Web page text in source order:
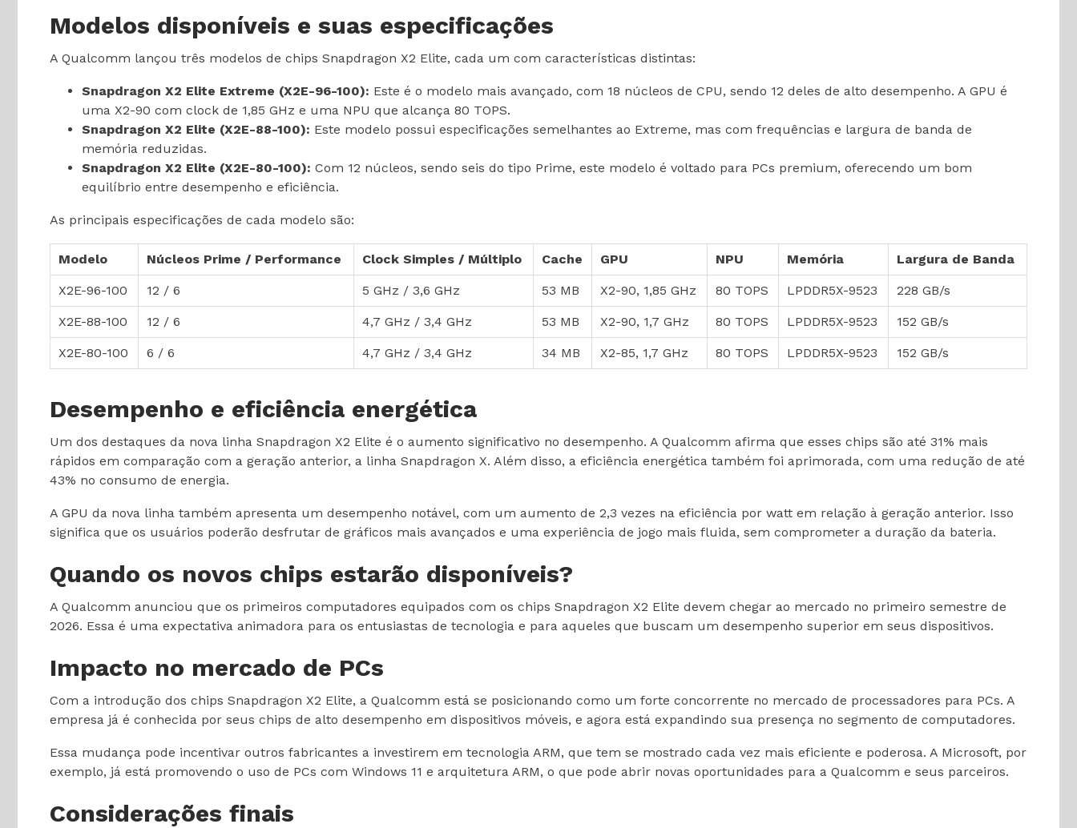
Modelos disponíveis e suas especificações
A Qualcomm lançou três modelos de chips Snapdragon X2 Elite, cada um com características distintas:
Snapdragon X2 Elite Extreme (X2E-96-100): Este é o modelo mais avançado, com 18 núcleos de CPU, sendo 12 deles de alto desempenho. A GPU é
uma X2-90 com clock de 1,85 GHz e uma NPU que alcança 80 TOPS.
Snapdragon X2 Elite (X2E-88-100): Este modelo possui especificações semelhantes ao Extreme, mas com frequências e largura de banda de
memória reduzidas.
Snapdragon X2 Elite (X2E-80-100): Com 12 núcleos, sendo seis do tipo Prime, este modelo é voltado para PCs premium, oferecendo um bom
equilíbrio entre desempenho e eficiência.
As principais especificações de cada modelo são:
Modelo Núcleos Prime / Performance Clock Simples / Múltiplo Cache GPU NPU Memória Largura de Banda
X2E-96-100 12 / 6 5 GHz / 3,6 GHz 53 MB X2-90, 1,85 GHz 80 TOPS LPDDR5X-9523 228 GB/s
X2E-88-100 12 / 6 4,7 GHz / 3,4 GHz 53 MB X2-90, 1,7 GHz 80 TOPS LPDDR5X-9523 152 GB/s
X2E-80-100 6 / 6 4,7 GHz / 3,4 GHz 34 MB X2-85, 1,7 GHz 80 TOPS LPDDR5X-9523 152 GB/s
Desempenho e eficiência energética
Um dos destaques da nova linha Snapdragon X2 Elite é o aumento significativo no desempenho. A Qualcomm afirma que esses chips são até 31% mais
rápidos em comparação com a geração anterior, a linha Snapdragon X. Além disso, a eficiência energética também foi aprimorada, com uma redução de até
43% no consumo de energia.
A GPU da nova linha também apresenta um desempenho notável, com um aumento de 2,3 vezes na eficiência por watt em relação à geração anterior. Isso
significa que os usuários poderão desfrutar de gráficos mais avançados e uma experiência de jogo mais fluida, sem comprometer a duração da bateria.
Quando os novos chips estarão disponíveis?
A Qualcomm anunciou que os primeiros computadores equipados com os chips Snapdragon X2 Elite devem chegar ao mercado no primeiro semestre de
2026. Essa é uma expectativa animadora para os entusiastas de tecnologia e para aqueles que buscam um desempenho superior em seus dispositivos.
Impacto no mercado de PCs
Com a introdução dos chips Snapdragon X2 Elite, a Qualcomm está se posicionando como um forte concorrente no mercado de processadores para PCs. A
empresa já é conhecida por seus chips de alto desempenho em dispositivos móveis, e agora está expandindo sua presença no segmento de computadores.
Essa mudança pode incentivar outros fabricantes a investirem em tecnologia ARM, que tem se mostrado cada vez mais eficiente e poderosa. A Microsoft, por
exemplo, já está promovendo o uso de PCs com Windows 11 e arquitetura ARM, o que pode abrir novas oportunidades para a Qualcomm e seus parceiros.
Considerações finais